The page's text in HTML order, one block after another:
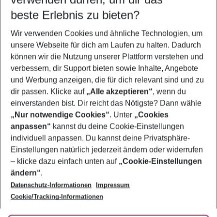
5-8 Nächte
2 Erwachsene Keine Kinder
Mehr Filter anzeigen
Footer
Footer navigation
Über uns
AGB
Bestpreisgarantie
Cookie-Einstellungen ändern
Cookie-Richtlinie
Agenturbetreuung
Barrierefreies Reisen
Folge uns
beste Erlebnis zu bieten?
Wir verwenden Cookies und ähnliche Technologien, um
unsere Webseite für dich am Laufen zu halten. Dadurch
können wir die Nutzung unserer Plattform verstehen und
verbessern, dir Support bieten sowie Inhalte, Angebote
und Werbung anzeigen, die für dich relevant sind und zu
dir passen. Klicke auf „Alle akzeptieren“, wenn du
einverstanden bist. Dir reicht das Nötigste? Dann wähle
„Nur notwendige Cookies“. Unter „Cookies
anpassen“ kannst du deine Cookie-Einstellungen
individuell anpassen. Du kannst deine Privatsphäre-
Einstellungen natürlich jederzeit ändern oder widerrufen
– klicke dazu einfach unten auf „Cookie-Einstellungen
ändern“.
Datenschutz-Informationen
Impressum
Cookie/Tracking-Informationen